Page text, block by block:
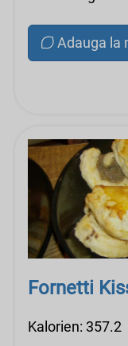
Adauga la
Fornetti
Kalorien: 357.2